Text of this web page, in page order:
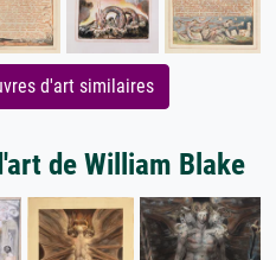
d'art similaires
de William Blake